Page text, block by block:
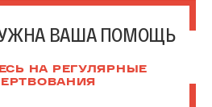
ВАША ПОМОЩЬ
НА РЕГУЛЯРНЫЕ